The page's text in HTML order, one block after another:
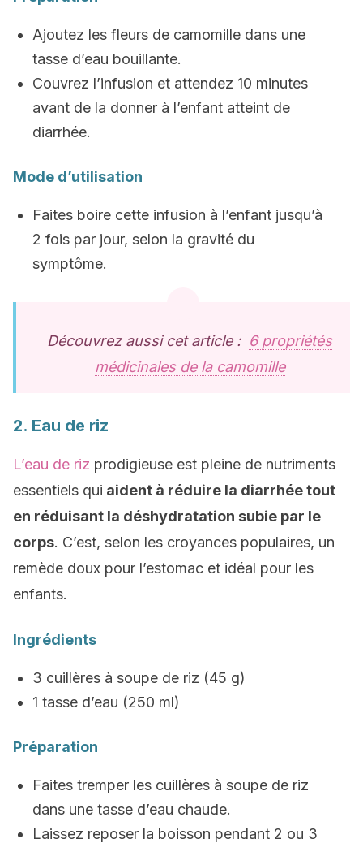
Ajoutez les fleurs de camomille dans une
tasse d’eau bouillante.
Couvrez l’infusion et attendez 10 minutes
avant de la donner à l’enfant atteint de
diarrhée.
Mode d’utilisation
Faites boire cette infusion à l’enfant jusqu’à
2 fois par jour, selon la gravité du
symptôme.
Découvrez aussi cet article : 6 propriétés
médicinales de la camomille
2. Eau de riz
L’eau de riz prodigieuse est pleine de nutriments
essentiels qui aident à réduire la diarrhée tout
en réduisant la déshydratation subie par le
corps. C’est, selon les croyances populaires, un
remède doux pour l’estomac et idéal pour les
enfants.
Ingrédients
3 cuillères à soupe de riz (45 g)
1 tasse d’eau (250 ml)
Préparation
Faites tremper les cuillères à soupe de riz
dans une tasse d’eau chaude.
Laissez reposer la boisson pendant 2 ou 3